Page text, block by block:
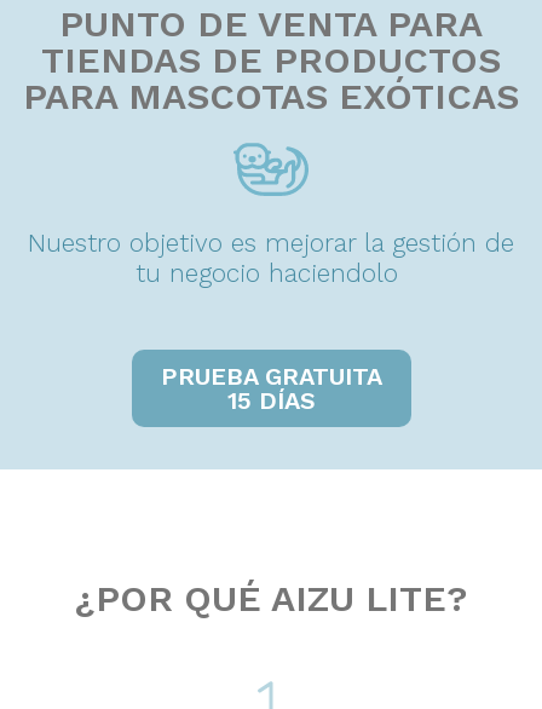
PUNTO DE VENTA PARA
TIENDAS DE PRODUCTOS
PARA MASCOTAS EXÓTICAS
Nuestro objetivo es mejorar la gestión de
tu negocio haciendolo amig
PRUEBA GRATUITA
15 DÍAS
¿POR QUÉ AIZU LITE?